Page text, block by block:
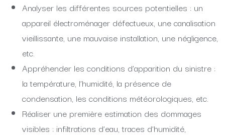
Analyser les différentes sources potentielles : un
appareil électroménager défectueux, une canalisation
vieillissante, une mauvaise installation, une négligence,
etc.
Appréhender les conditions d’apparition du sinistre :
la température, l’humidité, la présence de
condensation, les conditions météorologiques, etc.
Réaliser une première estimation des dommages
visibles : infiltrations d’eau, traces d’humidité,